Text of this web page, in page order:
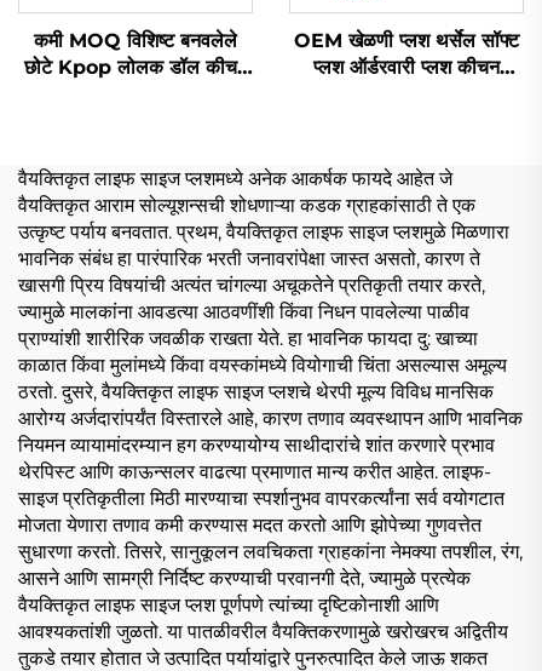
कमी MOQ विशिष्ट बनवलेले
छोटे Kpop लोलक डॉल कीचन
OEM खेळणी प्लश थर्सेल सॉफ्ट
प्लश ऑर्डरवारी प्लश कीचन
वैयक्तिकृत लाइफ साइज प्लशमध्ये अनेक आकर्षक फायदे आहेत जे
वैयक्तिकृत आराम सोल्यूशन्सची शोधणाऱ्या कडक ग्राहकांसाठी ते एक
उत्कृष्ट पर्याय बनवतात. प्रथम, वैयक्तिकृत लाइफ साइज प्लशमुळे मिळणारा
भावनिक संबंध हा पारंपारिक भरती जनावरांपेक्षा जास्त असतो, कारण ते
खासगी प्रिय विषयांची अत्यंत चांगल्या अचूकतेने प्रतिकृती तयार करते,
ज्यामुळे मालकांना आवडत्या आठवणींशी किंवा निधन पावलेल्या पाळीव
प्राण्यांशी शारीरिक जवळीक राखता येते. हा भावनिक फायदा दु: खाच्या
काळात किंवा मुलांमध्ये किंवा वयस्कांमध्ये वियोगाची चिंता असल्यास अमूल्य
ठरतो. दुसरे, वैयक्तिकृत लाइफ साइज प्लशचे थेरपी मूल्य विविध मानसिक
आरोग्य अर्जदारांपर्यंत विस्तारले आहे, कारण तणाव व्यवस्थापन आणि भावनिक
नियमन व्यायामांदरम्यान हग करण्यायोग्य साथीदारांचे शांत करणारे प्रभाव
थेरपिस्ट आणि काऊन्सलर वाढत्या प्रमाणात मान्य करीत आहेत. लाइफ-
साइज प्रतिकृतीला मिठी मारण्याचा स्पर्शानुभव वापरकर्त्यांना सर्व वयोगटात
मोजता येणारा तणाव कमी करण्यास मदत करतो आणि झोपेच्या गुणवत्तेत
सुधारणा करतो. तिसरे, सानुकूलन लवचिकता ग्राहकांना नेमक्या तपशील, रंग,
आसने आणि सामग्री निर्दिष्ट करण्याची परवानगी देते, ज्यामुळे प्रत्येक
वैयक्तिकृत लाइफ साइज प्लश पूर्णपणे त्यांच्या दृष्टिकोनाशी आणि
आवश्यकतांशी जुळतो. या पातळीवरील वैयक्तिकरणामुळे खरोखरच अद्वितीय
तुकडे तयार होतात जे उत्पादित पर्यायांद्वारे पुनरुत्पादित केले जाऊ शकत